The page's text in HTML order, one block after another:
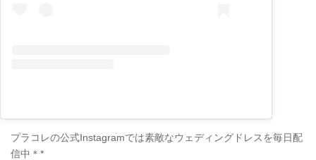
プラコレの公式Instagramでは素敵なウェディングドレスを毎日配
信中＊*